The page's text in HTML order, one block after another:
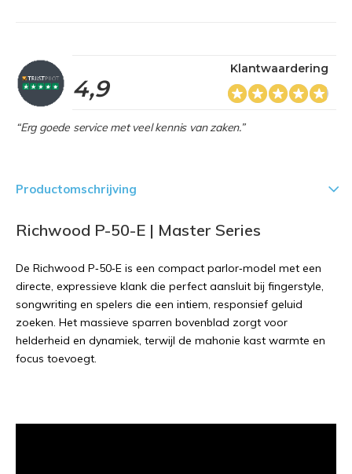
4,9
Klantwaardering
“Erg goede service met veel kennis van zaken.”
Productomschrijving
Richwood P-50-E | Master Series
De Richwood P‑50‑E is een compact parlor‑model met een
directe, expressieve klank die perfect aansluit bij fingerstyle,
songwriting en spelers die een intiem, responsief geluid
zoeken. Het massieve sparren bovenblad zorgt voor
helderheid en dynamiek, terwijl de mahonie kast warmte en
focus toevoegt.